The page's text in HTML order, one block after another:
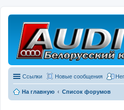
Ссылки Новые сообщения
На главную Список форумов